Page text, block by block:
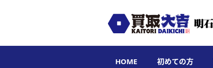
HOME 初めての方